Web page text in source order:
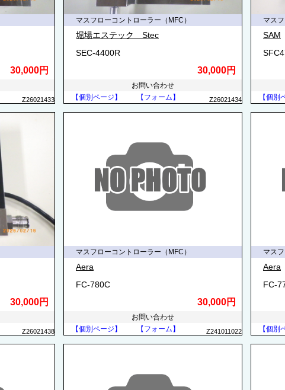
30,000円
Z26021433
マスフローコントローラー（MFC）
堀場エステック Stec
SEC-4400R
30,000円
お問い合わせ
【個別ページ】
【フォーム】 Z26021434
マス
SAM
【個別
30,000円
Z26021438
マスフローコントローラー（MFC）
Aera
FC-780C
30,000円
お問い合わせ
【個別ページ】
【フォーム】 Z241011022
マス
Aera
FC-
【個別